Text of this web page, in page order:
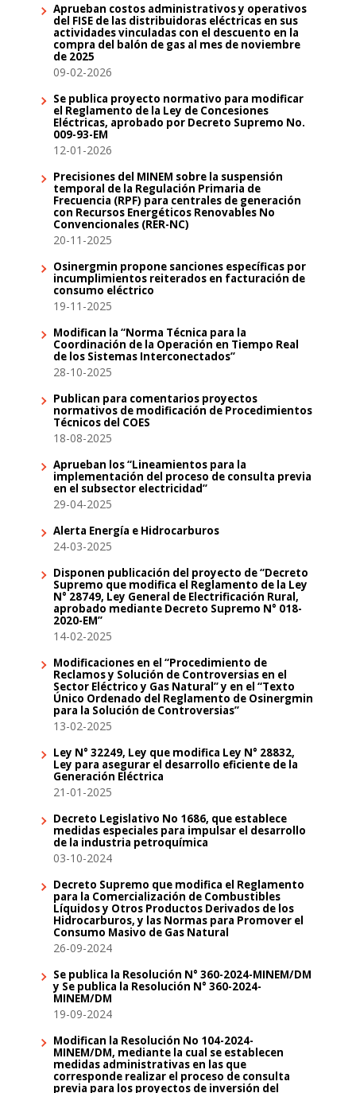
Aprueban costos administrativos y operativos
del FISE de las distribuidoras eléctricas en sus
actividades vinculadas con el descuento en la
compra del balón de gas al mes de noviembre
de 2025
09-02-2026
Se publica proyecto normativo para modificar
el Reglamento de la Ley de Concesiones
Eléctricas, aprobado por Decreto Supremo No.
009-93-EM
12-01-2026
Precisiones del MINEM sobre la suspensión
temporal de la Regulación Primaria de
Frecuencia (RPF) para centrales de generación
con Recursos Energéticos Renovables No
Convencionales (RER-NC)
20-11-2025
Osinergmin propone sanciones específicas por
incumplimientos reiterados en facturación de
consumo eléctrico
19-11-2025
Modifican la “Norma Técnica para la
Coordinación de la Operación en Tiempo Real
de los Sistemas Interconectados”
28-10-2025
Publican para comentarios proyectos
normativos de modificación de Procedimientos
Técnicos del COES
18-08-2025
Aprueban los “Lineamientos para la
implementación del proceso de consulta previa
en el subsector electricidad”
29-04-2025
Alerta Energía e Hidrocarburos
24-03-2025
Disponen publicación del proyecto de “Decreto
Supremo que modifica el Reglamento de la Ley
N° 28749, Ley General de Electrificación Rural,
aprobado mediante Decreto Supremo N° 018-
2020-EM”
14-02-2025
Modificaciones en el “Procedimiento de
Reclamos y Solución de Controversias en el
Sector Eléctrico y Gas Natural” y en el “Texto
Único Ordenado del Reglamento de Osinergmin
para la Solución de Controversias”
13-02-2025
Ley N° 32249, Ley que modifica Ley N° 28832,
Ley para asegurar el desarrollo eficiente de la
Generación Eléctrica
21-01-2025
Decreto Legislativo No 1686, que establece
medidas especiales para impulsar el desarrollo
de la industria petroquímica
03-10-2024
Decreto Supremo que modifica el Reglamento
para la Comercialización de Combustibles
Líquidos y Otros Productos Derivados de los
Hidrocarburos, y las Normas para Promover el
Consumo Masivo de Gas Natural
26-09-2024
Se publica la Resolución N° 360-2024-MINEM/DM
y Se publica la Resolución N° 360-2024-
MINEM/DM
19-09-2024
Modifican la Resolución No 104-2024-
MINEM/DM, mediante la cual se establecen
medidas administrativas en las que
corresponde realizar el proceso de consulta
previa para los proyectos de inversión del